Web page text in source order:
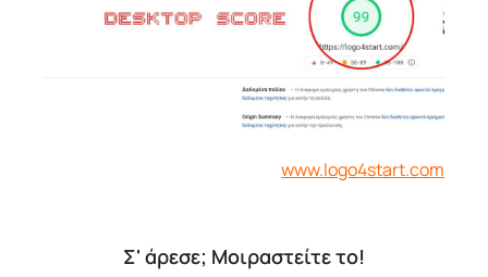
www.logo4start.com
Σ' άρεσε; Μοιραστείτε το!